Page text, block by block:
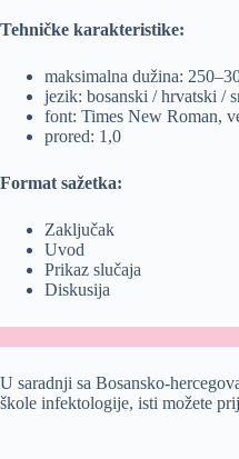
Tehničke karakteristike:
maksimalna dužina:
jezik: bosanski / hrvatski /
font: Times New Roman,
prored: 1,0
Format sažetka:
Zaključak
Uvod
Prikaz slučaja
Diskusija
U saradnji sa Bosansko-
škole infektologije, isti možete